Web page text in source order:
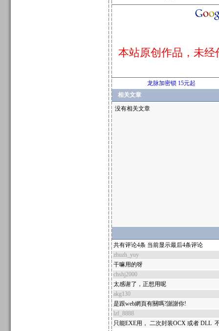
本站原创作品，未
龙脉加密锁 15元起
相关文章
没有相关文章
共有评论4条 当前显示最后4条评论
zhuzh_yuy
干嘛用的呀
chshj2000
太感谢了，正想用呢
akg130
是跟web網頁有關嗎?謝謝你!
lzf_8888
只能EXE用， 二次封装OCX 或者 DLL